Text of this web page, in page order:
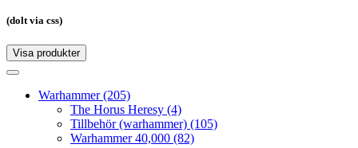
(dolt via css)
Visa produkter
Toggle
Toggle
navigationWarhammer(205)
The Horus Heresy (4)
Tillbehör (warhammer) (105)
Warhammer 40,000 (82)